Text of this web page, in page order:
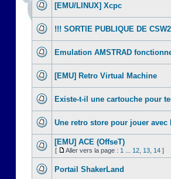
[EMU/LINUX] Xcpc
!!! SORTIE PUBLIQUE DE
Emulation AMSTRAD
[EMU] Retro Virtual Machine
Existe-t-il une cartouche pour
Une retro store pour jouer
[EMU] ACE (OffseT)
[ Aller vers la page : 1 12 13 14 ]
Portail ShakerLand